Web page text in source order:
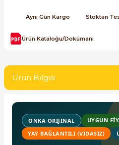
Şalterleri
Aynı Gün Kargo Stoktan
Ürün Kataloğu/Dokümanı
Ürün Bilgisi
ONKA ORIJINAL UYGUN
YAY BAĞLANTILI (VIDASIZ)